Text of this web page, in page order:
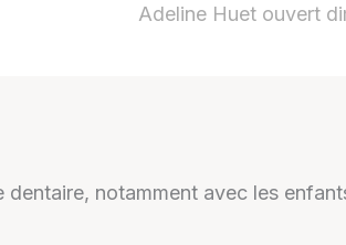
Adeline Huet ouvert
dentaire, notamment avec les